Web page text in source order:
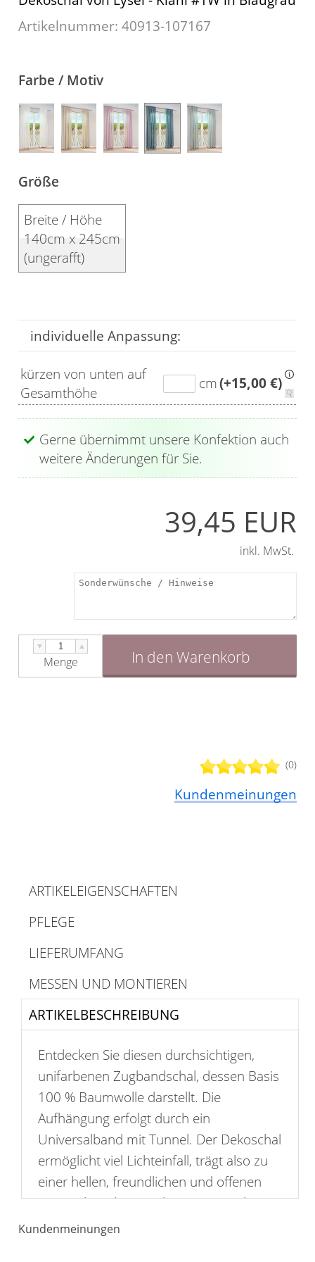
Kissen
Fensterbilder
Gardinenstange
Stoffe
Artikelnummer: 40913-107167
Farbe / Motiv
Größe
Breite / Höhe
140cm x 245cm
(ungerafft)
individuelle Anpassung:
kürzen von unten auf
Gesamthöhe
cm(+15,00 €)
Gerne übernimmt unsere Konfektion auch
weitere Änderungen für Sie.
(0)
Kundenmeinungen
39,45 EUR
inkl. MwSt.
▼ ▲
Menge In den Warenkorb
ARTIKELBESCHREIBUNG
ARTIKELEIGENSCHAFTEN
PFLEGE
LIEFERUMFANG
MESSEN UND MONTIEREN
Entdecken Sie diesen durchsichtigen,
unifarbenen Zugbandschal, dessen Basis
100 % Baumwolle darstellt. Die
Aufhängung erfolgt durch ein
Universalband mit Tunnel. Der Dekoschal
ermöglicht viel Lichteinfall, trägt also zu
einer hellen, freundlichen und offenen
Atmosphäre bei. An den Seiten und am
Abschluss ist der Stoff gesäumt. Gern
Kundenmeinungen